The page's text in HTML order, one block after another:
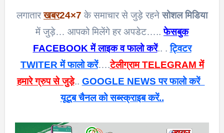
लगातारखबर24×7 के समाचार से जुड़े रहनेसोशल मिडिया
में जुड़े… आपको मिलेंगे हर अपडेट…..फेसबुक
FACEBOOK में लाइक व फालो करें.. .ट्विटर
TWITER में फालो करें….टेलीग्राम TELEGRAM में
हमारे ग्रुप से जुड़े.. GOOGLE NEWS पर फालो करें
यूटूब चैनल को सब्स्क्राइब करें..